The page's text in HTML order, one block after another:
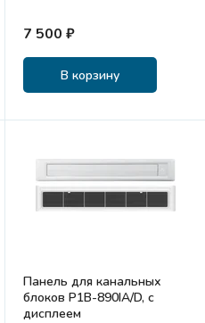
7 500 ₽
В корзину
Панель для канальных
блоков P1B-890IA/D, с
дисплеем